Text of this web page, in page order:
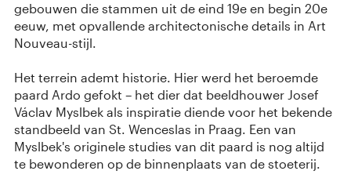
gebouwen die stammen uit de eind 19e en begin 20e
eeuw, met opvallende architectonische details in Art
Nouveau-stijl.
Het terrein ademt historie. Hier werd het beroemde
paard Ardo gefokt – het dier dat beeldhouwer Josef
Václav Myslbek als inspiratie diende voor het bekende
standbeeld van St. Wenceslas in Praag. Een van
Myslbek's originele studies van dit paard is nog altijd
te bewonderen op de binnenplaats van de stoeterij.